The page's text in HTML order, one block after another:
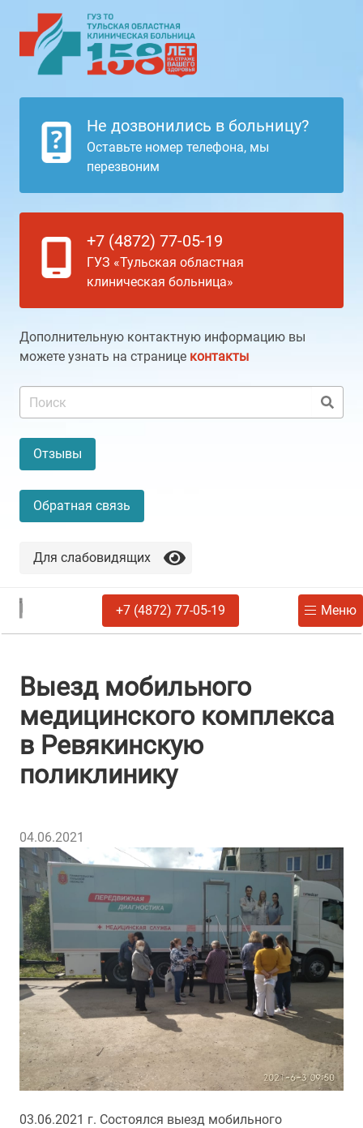
Не дозвонились в больницу?
Оставьте номер телефона, мы
перезвоним
+7 (4872) 77-05-19
ГУЗ «Тульская областная
клиническая больница»
Дополнительную контактную информацию вы
можете узнать на странице контакты
Отзывы
Обратная связь
Для слабовидящих
+7 (4872) 77-05-19 Меню
Выезд мобильного
медицинского комплекса
в Ревякинскую
поликлинику
04.06.2021
03.06.2021 г. Состоялся выезд мобильного